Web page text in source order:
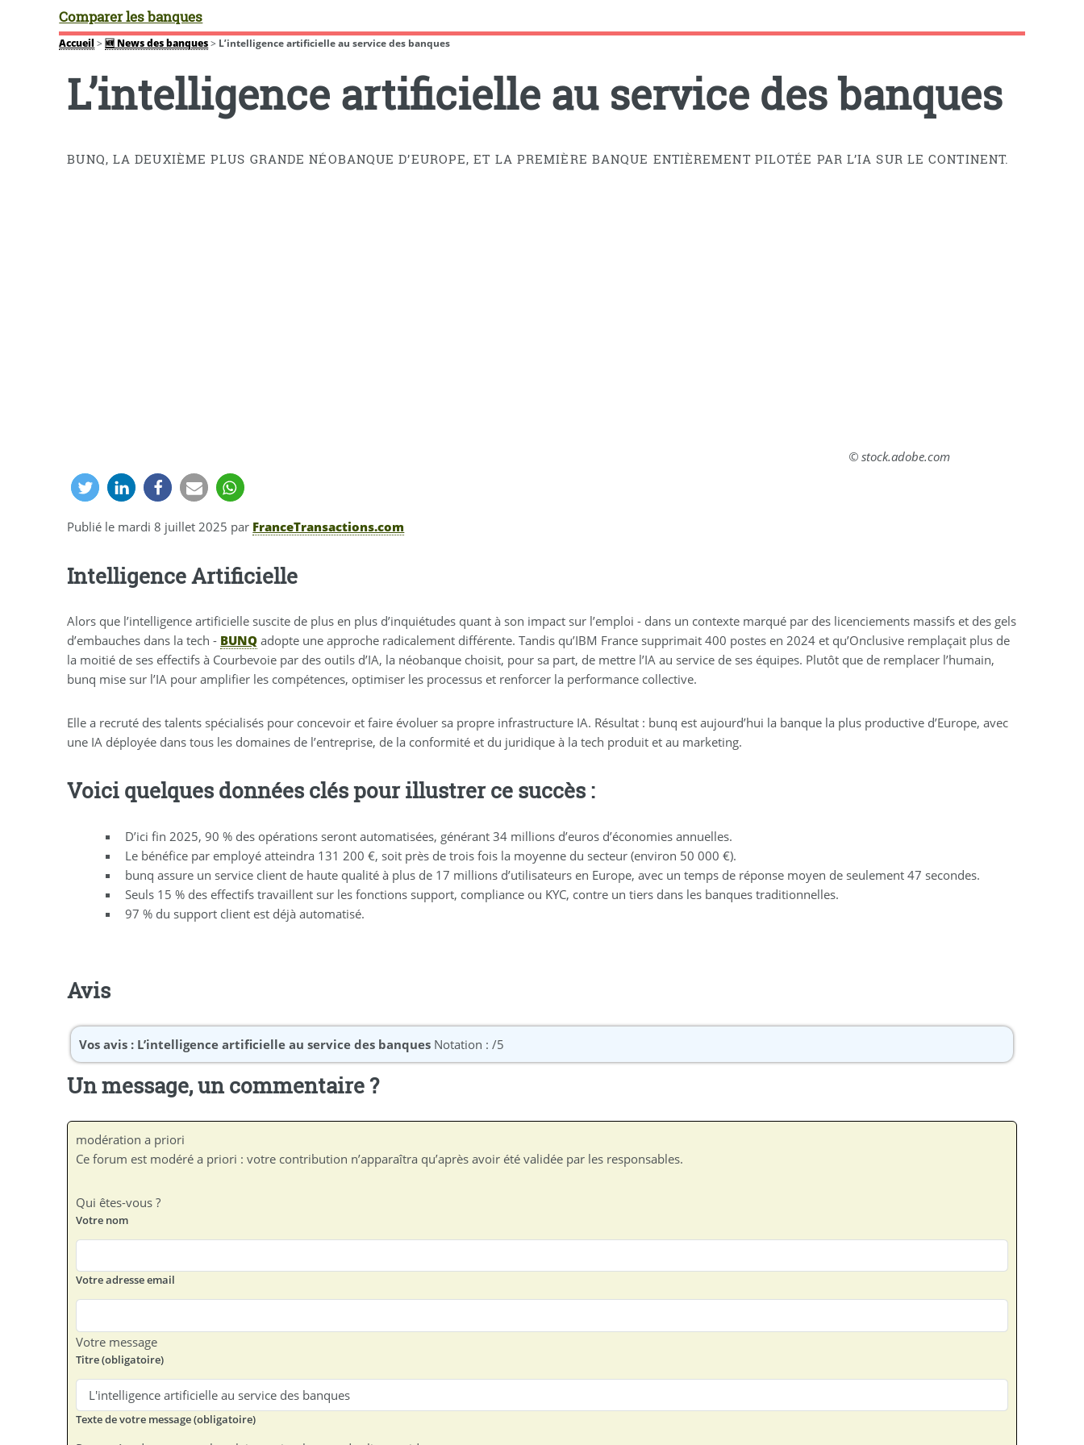
Comparer les banques
Accueil >🆕 News des banques> L’intelligence artificielle au service des banques
L’intelligence artificielle au service des banques
BUNQ, LA DEUXIÈME PLUS GRANDE NÉOBANQUE D’EUROPE, ET LA PREMIÈRE BANQUE ENTIÈREMENT PILOTÉE PAR L’IA SUR LE CONTINENT.
© stock.adobe.com
Publié le mardi 8 juillet 2025 par FranceTransactions.com
Intelligence Artificielle
Alors que l’intelligence artificielle suscite de plus en plus d’inquiétudes quant à son impact sur l’emploi - dans un contexte marqué par des licenciements massifs et des gels
d’embauches dans la tech - BUNQ adopte une approche radicalement différente. Tandis qu’IBM France supprimait 400 postes en 2024 et qu’Onclusive remplaçait plus de
la moitié de ses effectifs à Courbevoie par des outils d’IA, la néobanque choisit, pour sa part, de mettre l’IA au service de ses équipes. Plutôt que de remplacer l’humain,
bunq mise sur l’IA pour amplifier les compétences, optimiser les processus et renforcer la performance collective.
Elle a recruté des talents spécialisés pour concevoir et faire évoluer sa propre infrastructure IA. Résultat : bunq est aujourd’hui la banque la plus productive d’Europe, avec
une IA déployée dans tous les domaines de l’entreprise, de la conformité et du juridique à la tech produit et au marketing.
Voici quelques données clés pour illustrer ce succès :
D’ici fin 2025, 90 % des opérations seront automatisées, générant 34 millions d’euros d’économies annuelles.
Le bénéfice par employé atteindra 131 200 €, soit près de trois fois la moyenne du secteur (environ 50 000 €).
bunq assure un service client de haute qualité à plus de 17 millions d’utilisateurs en Europe, avec un temps de réponse moyen de seulement 47 secondes.
Seuls 15 % des effectifs travaillent sur les fonctions support, compliance ou KYC, contre un tiers dans les banques traditionnelles.
97 % du support client est déjà automatisé.
Avis
Vos avis : L’intelligence artificielle au service des banques Notation : /5
Un message, un commentaire ?
modération a priori
Ce forum est modéré a priori : votre contribution n’apparaîtra qu’après avoir été validée par les responsables.
Qui êtes-vous ?
Votre nom
Votre adresse email
Votre message
Titre (obligatoire)
Texte de votre message (obligatoire)